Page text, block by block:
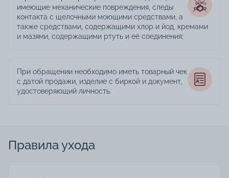
имеющие механические повреждения, следы
контакта с щелочными моющими средствами, а
также средствами, содержащими хлор и йод, кремами
и мазями, содержащими ртуть и её соединения;
При обращении необходимо иметь товарный чек
с датой продажи, изделие с биркой и документ,
удостоверяющий личность.
Правила ухода